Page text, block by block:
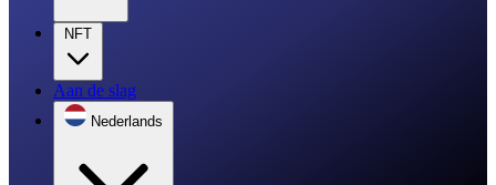
NFT
Aan de slag
Nederlands